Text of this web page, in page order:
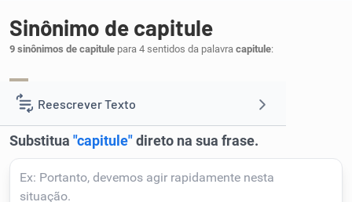
Reescrever Texto
Resumir Texto
Corrigir Texto
Sinônimo de capitule
9 sinônimos de capitule para 4 sentidos da palavra capitule: